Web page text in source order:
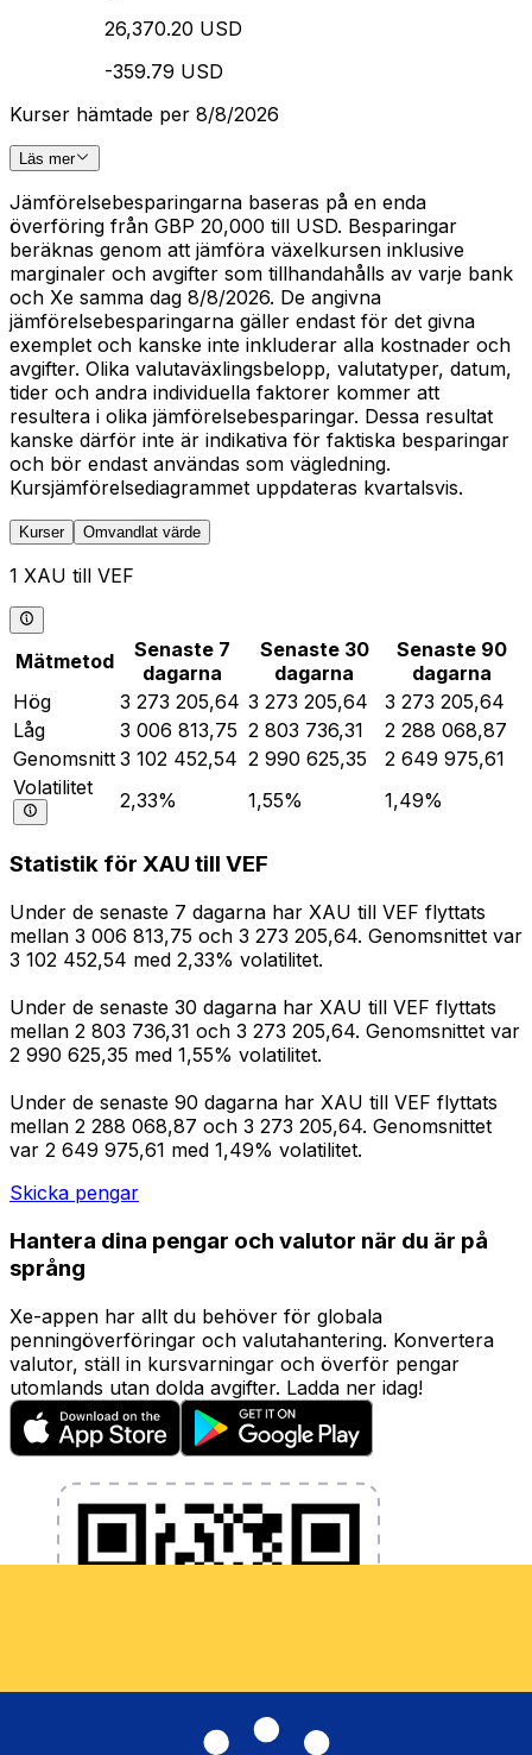
26,370.20 USD
-359.79 USD
Kurser hämtade per 8/8/2026
Läs mer
Jämförelsebesparingarna baseras på en enda
överföring från GBP 20,000 till USD. Besparingar
beräknas genom att jämföra växelkursen inklusive
marginaler och avgifter som tillhandahålls av varje bank
och Xe samma dag 8/8/2026. De angivna
jämförelsebesparingarna gäller endast för det givna
exemplet och kanske inte inkluderar alla kostnader och
avgifter. Olika valutaväxlingsbelopp, valutatyper, datum,
tider och andra individuella faktorer kommer att
resultera i olika jämförelsebesparingar. Dessa resultat
kanske därför inte är indikativa för faktiska besparingar
och bör endast användas som vägledning.
Kursjämförelsediagrammet uppdateras kvartalsvis.
Kurser Omvandlat värde
1 XAU till VEF
Mätmetod
Senaste 7
dagarna
Senaste 30
dagarna
Senaste 90
dagarna
Hög
3 273 205,64 3 273 205,64
3 273 205,64
Låg
3 006 813,75 2 803 736,31
2 288 068,87
Genomsnitt 3 102 452,54 2 990 625,35
2 649 975,61
Volatilitet
2,33% 1,55% 1,49%
Statistik för XAU till VEF
Under de senaste 7 dagarna har XAU till VEF flyttats
mellan 3 006 813,75 och 3 273 205,64. Genomsnittet var
3 102 452,54 med 2,33% volatilitet.
Under de senaste 30 dagarna har XAU till VEF flyttats
mellan 2 803 736,31 och 3 273 205,64. Genomsnittet var
2 990 625,35 med 1,55% volatilitet.
Under de senaste 90 dagarna har XAU till VEF flyttats
mellan 2 288 068,87 och 3 273 205,64. Genomsnittet
var 2 649 975,61 med 1,49% volatilitet.
Skicka pengar
Hantera dina pengar och valutor när du är på
språng
Xe-appen har allt du behöver för globala
penningöverföringar och valutahantering. Konvertera
valutor, ställ in kursvarningar och överför pengar
utomlands utan dolda avgifter. Ladda ner idag!